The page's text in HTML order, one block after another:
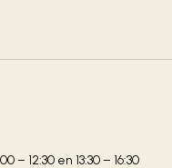
12:30 en 13:30 – 16:30